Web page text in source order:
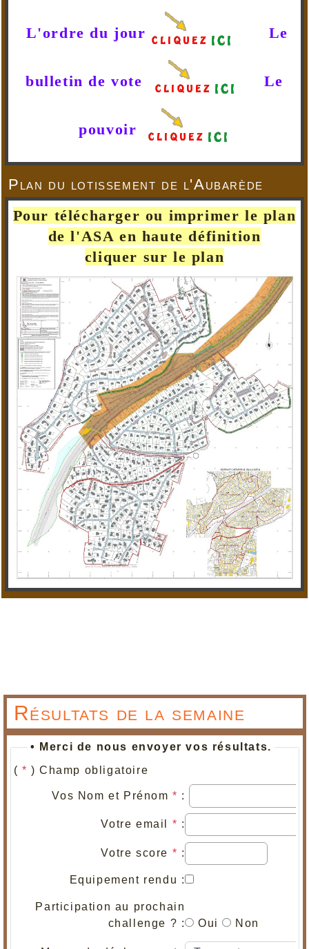
L'ordre du jour Le
bulletin de vote Le
pouvoir
Plan du lotissement de l'Aubarède
Pour télécharger ou imprimer le plan
de l'ASA en haute définition
cliquer sur le plan
Résultats de la semaine
• Merci de nous envoyer vos résultats.
( * ) Champ obligatoire
Vos Nom et Prénom* :
Votre email * :
Votre score * :
Equipement rendu :
Participation au prochain
challenge ? :
Oui Non